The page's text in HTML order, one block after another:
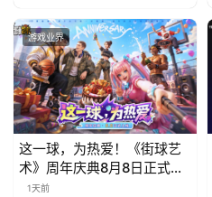
游戏业界
这一球，为热爱！《街球艺
术》周年庆典8月8日正式上
线，多重福利与全新内容同
1天前